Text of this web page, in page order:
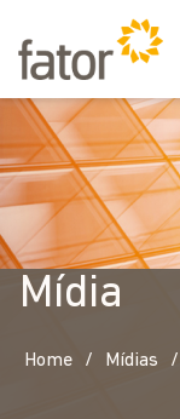
Mídia
Home / Mídias /